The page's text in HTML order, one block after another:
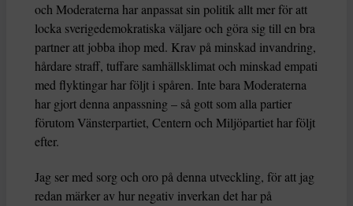
och Moderaterna har anpassat sin politik allt mer för att
locka sverigedemokratiska väljare och göra sig till en bra
partner att jobba ihop med. Krav på minskad invandring,
hårdare straff, tuffare samhällsklimat och minskad empati
med flyktingar har följt i spåren. Inte bara Moderaterna
har gjort denna anpassning – så gott som alla partier
förutom Vänsterpartiet, Centern och Miljöpartiet har följt
efter.
Jag ser med sorg och oro på denna utveckling, för att jag
redan märker av hur negativ inverkan det har på